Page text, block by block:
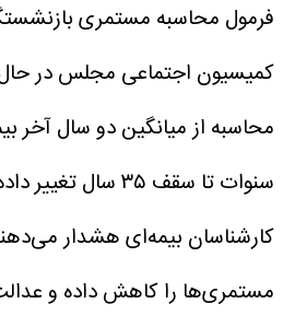
فرمول محاسبه مستمری
کمیسیون اجتماعی مجلس در
محاسبه از میانگین دو سال آخر
سنوات تا سقف ۳۵
کارشناسان بیمه‌ای هشدار
مستمری‌ها را کاهش داده و